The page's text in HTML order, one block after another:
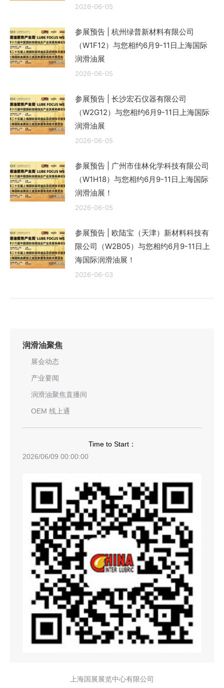
2026-06-05
参展预告 | 杭州绿普新材料有限公司
（W1F12）与您相约6月9-11日上海国际
润滑油展
2026-06-05
参展预告 | 长沙宏石仪器有限公司
（W2G12）与您相约6月9-11日上海国际
润滑油展
2026-06-05
参展预告 | 广州市佳林化学科技有限公司
（W1H18）与您相约6月9-11日上海国际
润滑油展！
2026-06-05
参展预告 | 欧陆宝（天津）新材料科技有
限公司（W2B05）与您相约6月9-11日上
海国际润滑油展！
2026-06-03
润滑油聚焦
展会动态
产业要闻
润滑油聚焦直播间
OEM 线上通
Time to Start：
2026/06/09 00:00:00
上海国展展览中心有限公司